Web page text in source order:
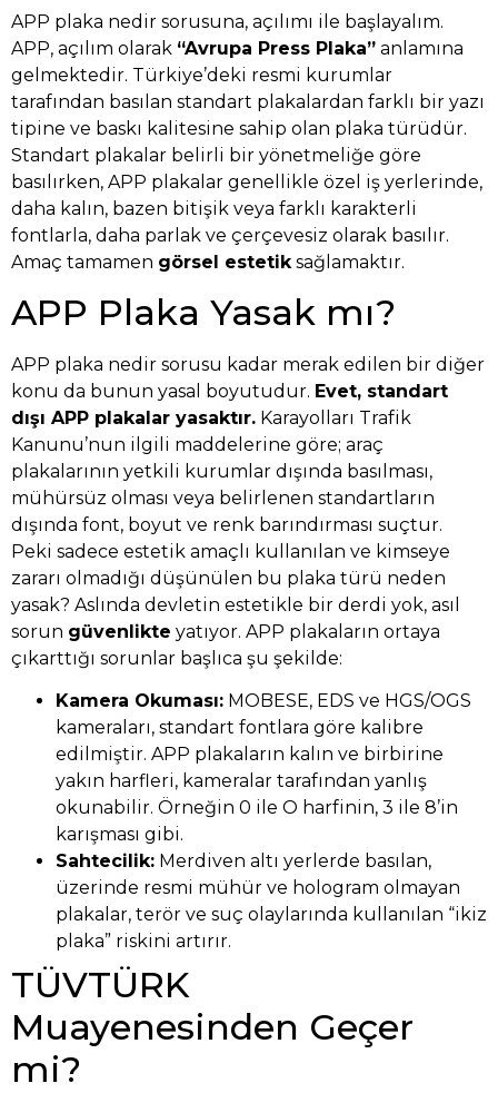
APP plaka nedir sorusuna, açılımı ile başlayalım.
APP, açılım olarak “Avrupa Press Plaka” anlamına
gelmektedir. Türkiye’deki resmi kurumlar
tarafından basılan standart plakalardan farklı bir yazı
tipine ve baskı kalitesine sahip olan plaka türüdür.
Standart plakalar belirli bir yönetmeliğe göre
basılırken, APP plakalar genellikle özel iş yerlerinde,
daha kalın, bazen bitişik veya farklı karakterli
fontlarla, daha parlak ve çerçevesiz olarak basılır.
Amaç tamamen görsel estetik sağlamaktır.
APP Plaka Yasak mı?
APP plaka nedir sorusu kadar merak edilen bir diğer
konu da bunun yasal boyutudur. Evet, standart
dışı APP plakalar yasaktır. Karayolları Trafik
Kanunu’nun ilgili maddelerine göre; araç
plakalarının yetkili kurumlar dışında basılması,
mühürsüz olması veya belirlenen standartların
dışında font, boyut ve renk barındırması suçtur.
Peki sadece estetik amaçlı kullanılan ve kimseye
zararı olmadığı düşünülen bu plaka türü neden
yasak? Aslında devletin estetikle bir derdi yok, asıl
sorun güvenlikte yatıyor. APP plakaların ortaya
çıkarttığı sorunlar başlıca şu şekilde:
Kamera Okuması: MOBESE, EDS ve HGS/OGS
kameraları, standart fontlara göre kalibre
edilmiştir. APP plakaların kalın ve birbirine
yakın harfleri, kameralar tarafından yanlış
okunabilir. Örneğin 0 ile O harfinin, 3 ile 8’in
karışması gibi.
Sahtecilik: Merdiven altı yerlerde basılan,
üzerinde resmi mühür ve hologram olmayan
plakalar, terör ve suç olaylarında kullanılan “ikiz
plaka” riskini artırır.
TÜVTÜRK
Muayenesinden Geçer
mi?